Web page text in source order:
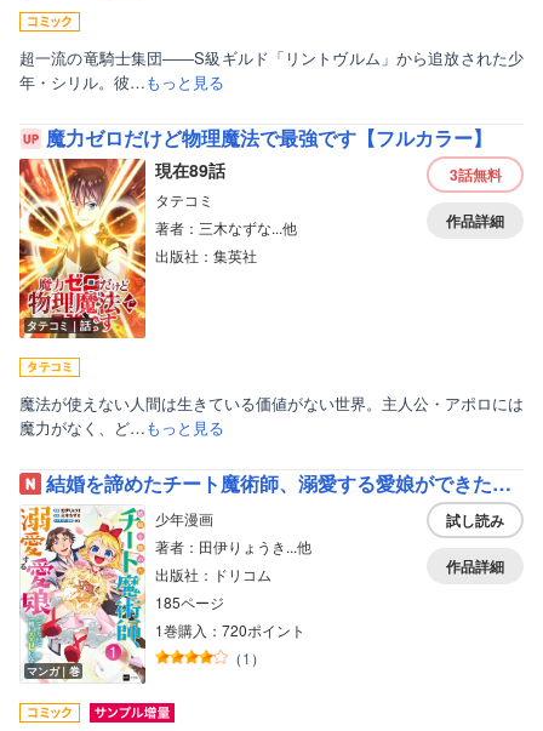
超一流の竜騎士集団――S級ギルド「リントヴルム」から追放された少
年・シリル。彼…もっと見る
魔力ゼロだけど物理魔法で最強です【フルカラー】
タテコミ｜話
現在89話
タテコミ
著者：三木なずな...他
出版社：集英社
3話無料
作品詳細
魔法が使えない人間は生きている価値がない世界。主人公・アポロには
魔力がなく、ど…もっと見る
結婚を諦めたチート魔術師、溺愛する愛娘ができたので一緒に幸せになります
マンガ｜巻
少年漫画
著者：田伊りょうき...他
出版社：ドリコム
185ページ
1巻購入：720ポイント
（1 ）
試し読み
作品詳細